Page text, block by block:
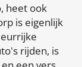
heet ook
is eigenlijk
rijden, is